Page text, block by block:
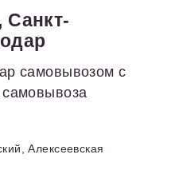
Санкт-
самовывозом с
Алексеевская